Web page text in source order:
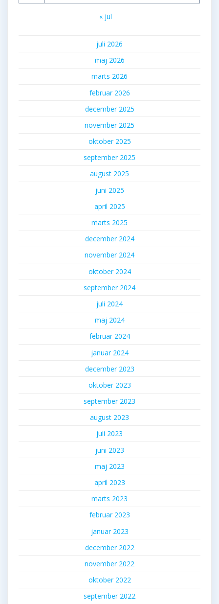
« jul
juli 2026
maj 2026
marts 2026
februar 2026
december 2025
november 2025
oktober 2025
september 2025
august 2025
juni 2025
april 2025
marts 2025
december 2024
november 2024
oktober 2024
september 2024
juli 2024
maj 2024
februar 2024
januar 2024
december 2023
oktober 2023
september 2023
august 2023
juli 2023
juni 2023
maj 2023
april 2023
marts 2023
februar 2023
januar 2023
december 2022
november 2022
oktober 2022
september 2022